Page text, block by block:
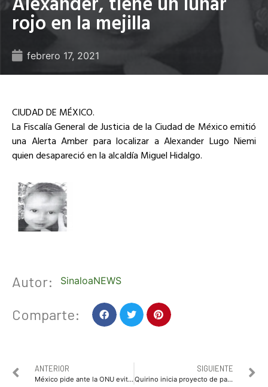
rojo en la mejilla
febrero 17, 2021
CIUDAD DE MÉXICO.
La Fiscalía General de Justicia de la Ciudad de México emitió
una Alerta Amber para localizar a Alexander Lugo Niemi
quien desapareció en la alcaldía Miguel Hidalgo.
Autor: SinaloaNEWS
Comparte:
ANTERIOR
México pide ante la ONU evitar el acaparamiento de vacunas contra el Covid-19
SIGUIENTE
Quirino inicia proyecto de pavimentación en Guamúchil